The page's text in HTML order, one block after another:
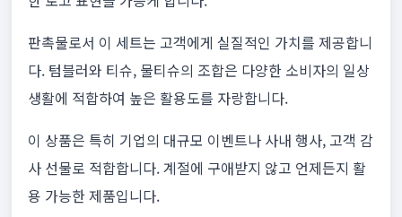
판촉물로서 이 세트는 고객에게 실질적인 가치를 제공합니
다. 텀블러와 티슈, 물티슈의 조합은 다양한 소비자의 일상
생활에 적합하여 높은 활용도를 자랑합니다.
이 상품은 특히 기업의 대규모 이벤트나 사내 행사, 고객 감
사 선물로 적합합니다. 계절에 구애받지 않고 언제든지 활
용 가능한 제품입니다.